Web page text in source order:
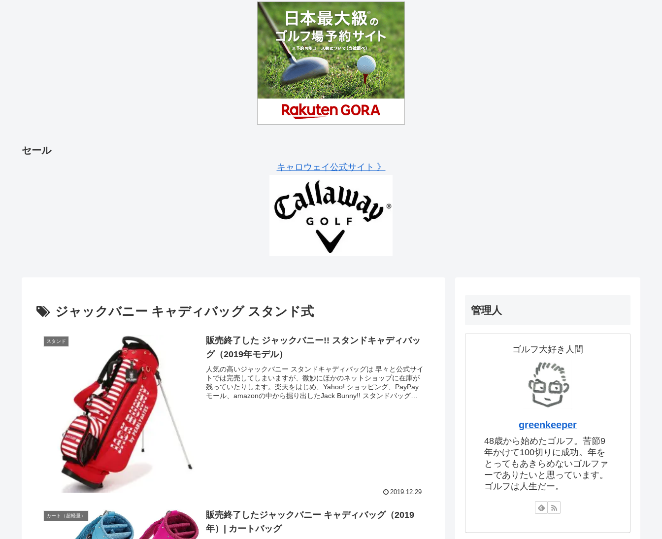
セール
キャロウェイ公式サイト 》
ジャックバニー キャディバッグ スタンド式
スタンド
販売終了した ジャックバニー!! スタンドキャディバッ
グ（2019年モデル）
人気の高いジャックバニー スタンドキャディバッグは 早々と公式サイ
トでは完売してしまいますが、微妙にほかのネットショップに在庫が
残っていたりします。楽天をはじめ、Yahoo! ショッピング、PayPay
モール、amazonの中から掘り出したJack Bunny!! スタンドバッグを
2019.12.29
カート（超軽量）
販売終了したジャックバニー キャディバッグ（2019
年）| カートバッグ
管理人
ゴルフ大好き人間
greenkeeper
48歳から始めたゴルフ。苦節9
年かけて100切りに成功。年を
とってもあきらめないゴルファ
ーでありたいと思っています。
ゴルフは人生だー。